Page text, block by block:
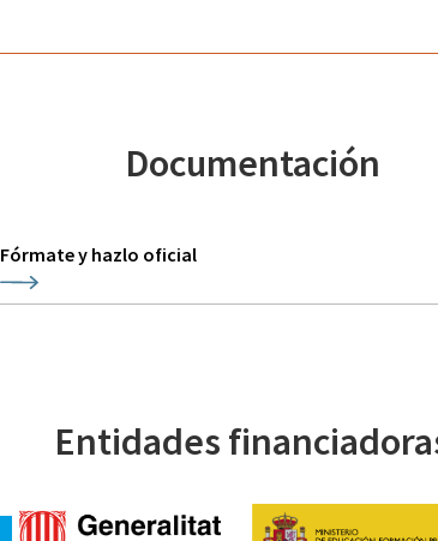
Documentación
Fórmate y hazlo oficial
Entidades